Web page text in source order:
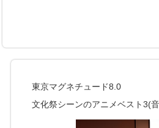
東京マグネチュード8.0
文化祭シーンのアニメベスト3(